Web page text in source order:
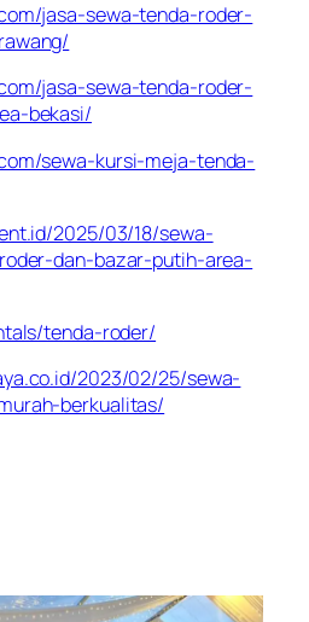
jasa-sewa-tenda-roder-
jasa-sewa-tenda-roder-
bekasi/
sewa-kursi-meja-tenda-
2025/03/18/sewa-
dan-bazar-putih-area-
tenda-roder/
2023/02/25/sewa-
berkualitas/